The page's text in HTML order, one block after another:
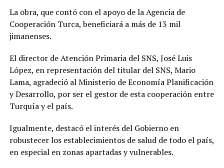
La obra, que contó con el apoyo de la Agencia de
Cooperación Turca, beneficiará a más de 13 mil
jimanenses.
El director de Atención Primaria del SNS, José Luis
López, en representación del titular del SNS, Mario
Lama, agradeció al Ministerio de Economía Planificación
y Desarrollo, por ser el gestor de esta cooperación entre
Turquía y el país.
Igualmente, destacó el interés del Gobierno en
robustecer los establecimientos de salud de todo el país,
en especial en zonas apartadas y vulnerables.